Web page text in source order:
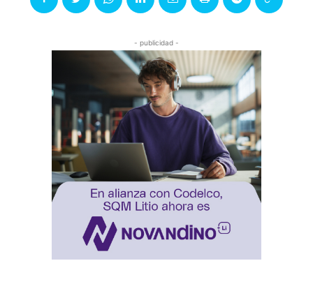
- publicidad -